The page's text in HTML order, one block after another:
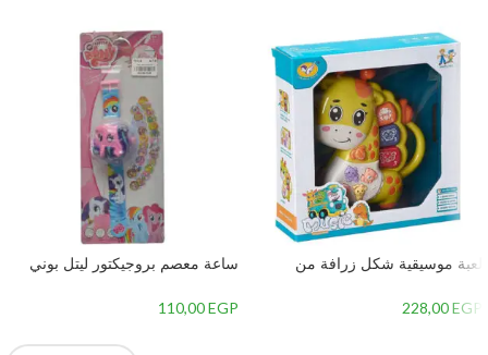
لعبة موسيقية شكل زرافة من
228,00EGP
ساعة معصم بروجيكتور ليتل بوني
110,00EGP